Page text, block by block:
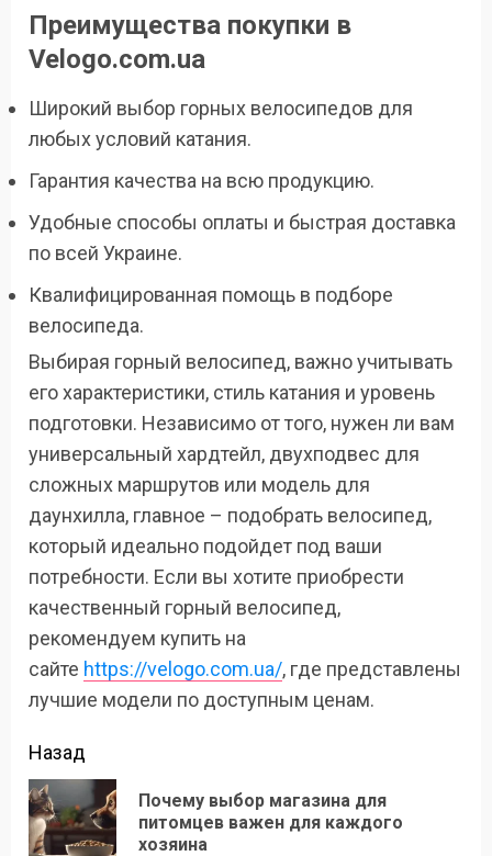
Преимущества покупки в
Velogo.com.ua
Широкий выбор горных велосипедов для
любых условий катания.
Гарантия качества на всю продукцию.
Удобные способы оплаты и быстрая доставка
по всей Украине.
Квалифицированная помощь в подборе
велосипеда.
Выбирая горный велосипед, важно учитывать
его характеристики, стиль катания и уровень
подготовки. Независимо от того, нужен ли вам
универсальный хардтейл, двухподвес для
сложных маршрутов или модель для
даунхилла, главное – подобрать велосипед,
который идеально подойдет под ваши
потребности. Если вы хотите приобрести
качественный горный велосипед,
рекомендуем купить на
сайте https://velogo.com.ua/, где представлены
лучшие модели по доступным ценам.
Продолжить
чтение
Назад
Почему выбор магазина для
питомцев важен для каждого
хозяина